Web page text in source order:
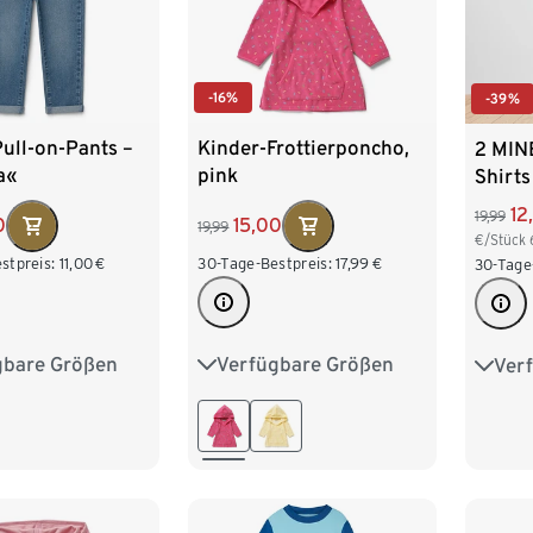
on-Pants –
11,00€
Größen
98/104
-16%
Kinder-Frottierponcho,
pink
19,99 15,00
30-Tage-Bestpreis: 17,99 €
Verfügbare Größen
74/80 86/92
98/104
-39%
2
Shirts
19,99
€/Stück
30-
122/